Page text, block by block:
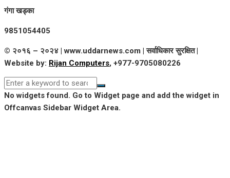
गंगा खड्का
9851054405
© २०१६ – २०२४ | www.uddarnews.com | सर्वाधिकार सुरक्षित |
Website by: Rijan Computers, +977-9705080226
No widgets found. Go to Widget page and add the widget in
Offcanvas Sidebar Widget Area.